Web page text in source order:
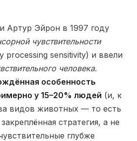
Артур Эйрон в 1997 году
чувствительности
processing sensitivity) и ввели
человека.
особенность
у 15–20% людей (и, к
видов животных — то есть
стратегия, а не
глубже